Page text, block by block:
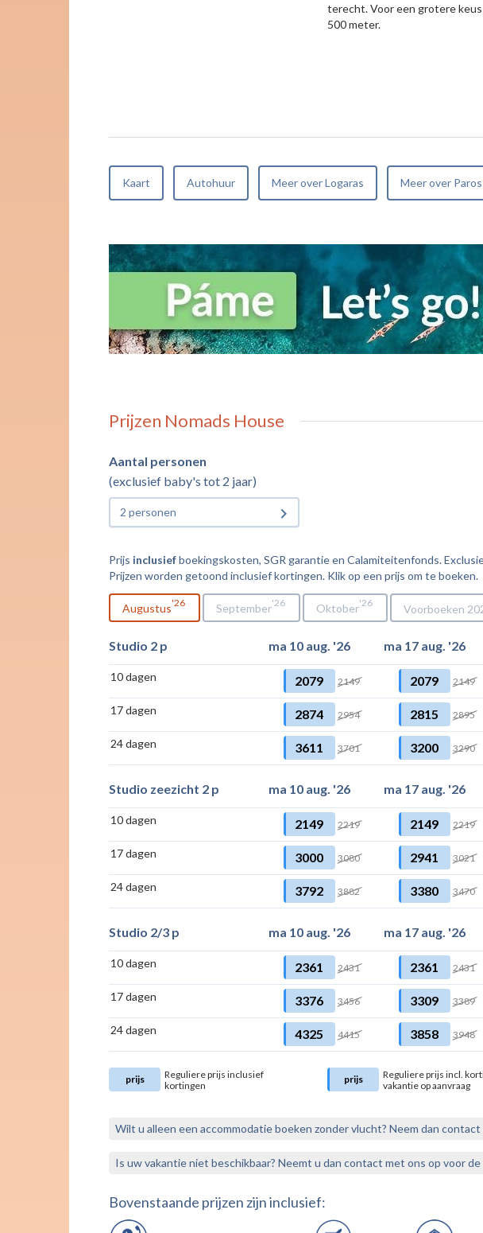
terecht. Voor een grotere keus
500 meter.
Kaart Autohuur Meer over Logaras Meer over Paros
Prijzen Nomads House
Aantal personen
(exclusief baby's tot 2 jaar)
2 personen
Prijs inclusiefboekingskosten, SGR garantie en Calamiteitenfonds.
Prijzen worden getoond inclusief kortingen. Klik op een prijs om te boeken.
Augustus 26 September 26 Oktober 26 Voorboeken
Studio 2 p ma 10 aug. '26 ma 17 aug. '26
10 dagen 2079 2149 2079 2149
17 dagen 2874 2954 2815 2895
24 dagen 3611 3701 3200 3290
Studio zeezicht 2 p ma 10 aug. '26 ma 17 aug. '26
10 dagen 2149 2219 2149 2219
17 dagen 3000 3080 2941 3021
24 dagen 3792 3882 3380 3470
Studio 2/3 p ma 10 aug. '26 ma 17 aug. '26
10 dagen 2361 2431 2361 2431
17 dagen 3376 3456 3309 3389
24 dagen 4325 4415 3858 3948
prijs
Reguliere prijs inclusief
kortingen
prijs
Reguliere prijs incl.
vakantie op aanvraag
Wilt u alleen een accommodatie boeken zonder vlucht? Neem dan
Is uw vakantie niet beschikbaar? Neemt u dan contact met ons op voor
Bovenstaande prijzen zijn inclusief: